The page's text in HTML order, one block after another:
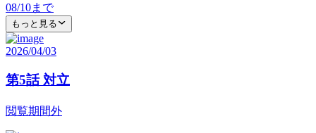
08/10まで
もっと見る
2026/04/03
第5話 対立
閲覧期間外